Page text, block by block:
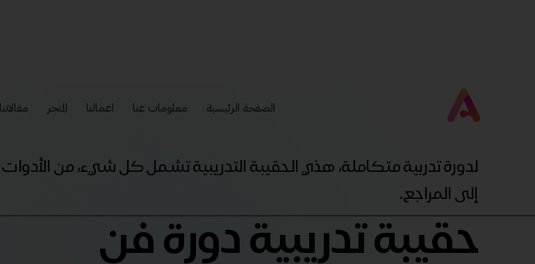
الصفحة الرئيسية معلومات عنا اعمالنا المتجر مقالاتنا
لدورة تدربية متكاملة، هذي الحقيبة التدريبية تشمل كل شيء، من الأدوات
إلى المراجع.
حقيبة تدريبية دورة فن